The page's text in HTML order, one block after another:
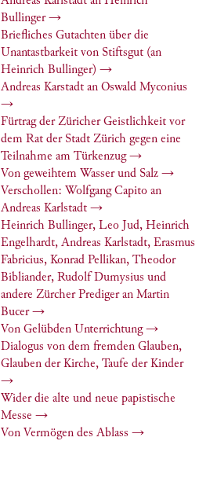
Bullinger→
Briefliches Gutachten über die
Unantastbarkeit von Stiftsgut (an
Heinrich Bullinger) →
Andreas Karstadt an Oswald Myconius
→
Fürtrag der Züricher Geistlichkeit vor
dem Rat der Stadt Zürich gegen eine
Teilnahme am Türkenzug→
Von geweihtem Wasser und Salz→
Verschollen: Wolfgang Capito an
Andreas Karlstadt→
Heinrich Bullinger, Leo Jud, Heinrich
Engelhardt, Andreas Karlstadt, Erasmus
Fabricius, Konrad Pellikan, Theodor
Bibliander, Rudolf Dumysius und
andere Zürcher Prediger an Martin
Bucer→
Von Gelübden Unterrichtung→
Dialogus von dem fremden Glauben,
Glauben der Kirche, Taufe der Kinder
→
Wider die alte und neue papistische
Messe →
Von Vermögen des Ablass →